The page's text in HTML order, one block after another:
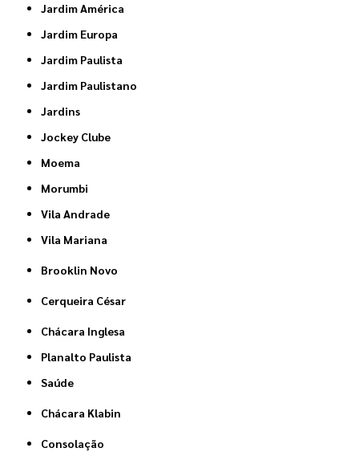
Jardim América
Jardim Europa
Jardim Paulista
Jardim Paulistano
Jardins
Jockey Clube
Moema
Morumbi
Vila Andrade
Vila Mariana
Brooklin Novo
Cerqueira César
Chácara Inglesa
Planalto Paulista
Saúde
Chácara Klabin
Consolação